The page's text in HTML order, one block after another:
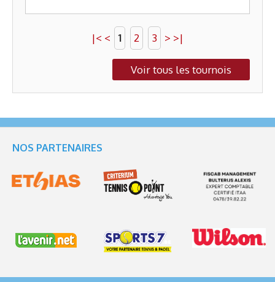
|< < 1 2 3 > >|
Voir tous les tournois
NOS PARTENAIRES